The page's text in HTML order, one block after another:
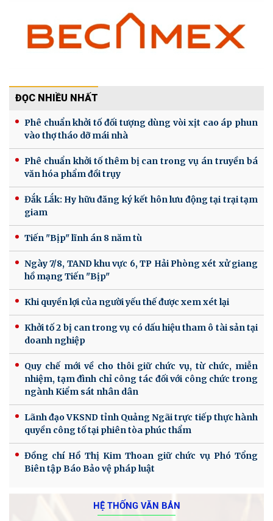
ĐỌC NHIỀU NHẤT
Phê chuẩn khởi tố đối tượng dùng vòi xịt cao áp phun
vào thợ tháo dỡ mái nhà
Phê chuẩn khởi tố thêm bị can trong vụ án truyền bá
văn hóa phẩm đồi trụy
Đắk Lắk: Hy hữu đăng ký kết hôn lưu động tại trại tạm
giam
Tiến "Bịp" lĩnh án 8 năm tù
Ngày 7/8, TAND khu vực 6, TP Hải Phòng xét xử giang
hồ mạng Tiến "Bịp"
Khi quyền lợi của người yếu thế được xem xét lại
Khởi tố 2 bị can trong vụ có dấu hiệu tham ô tài sản tại
doanh nghiệp
Quy chế mới về cho thôi giữ chức vụ, từ chức, miễn
nhiệm, tạm đình chỉ công tác đối với công chức trong
ngành Kiểm sát nhân dân
Lãnh đạo VKSND tỉnh Quảng Ngãi trực tiếp thực hành
quyền công tố tại phiên tòa phúc thẩm
Đồng chí Hồ Thị Kim Thoan giữ chức vụ Phó Tổng
Biên tập Báo Bảo vệ pháp luật
HỆ THỐNG VĂN BẢN